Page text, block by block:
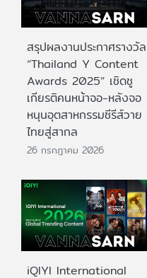
สรุปผลงานประกาศรางวัล
“Thailand Y Content
Awards 2025” เชิดชู
เกียรติคนหน้าจอ-หลังจอ
หนุนอุตสาหกรรมซีรีส์วาย
ไทยสู่สากล
26 กรกฎาคม 2026
iQIYI International